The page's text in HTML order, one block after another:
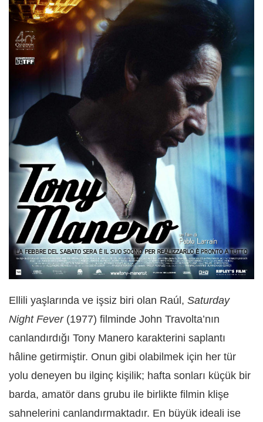
Ellili yaşlarında ve işsiz biri olan Raúl, Saturday
Night Fever(1977) filminde John Travolta’nın
canlandırdığı Tony Manero karakterini saplantı
hâline getirmiştir. Onun gibi olabilmek için her tür
yolu deneyen bu ilginç kişilik; hafta sonları küçük bir
barda, amatör dans grubu ile birlikte filmin klişe
sahnelerini canlandırmaktadır. En büyük ideali ise